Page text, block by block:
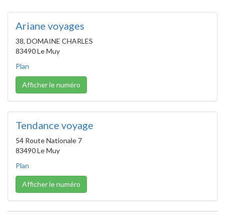
Ariane voyages
38, DOMAINE CHARLES
83490 Le Muy
Plan
Afficher le numéro
Tendance voyage
54 Route Nationale 7
83490 Le Muy
Plan
Afficher le numéro